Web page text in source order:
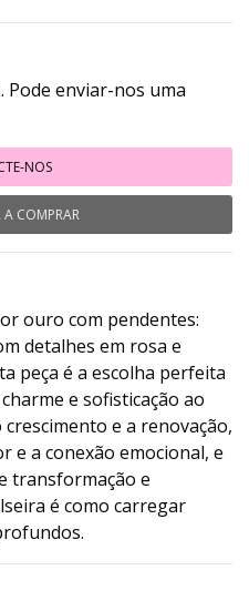
Pode enviar-nos uma
NOS
COMPRAR
ouro com pendentes:
detalhes em rosa e
peça é a escolha perfeita
e sofisticação ao
e a renovação,
e a conexão emocional, e
transformação e
é como carregar